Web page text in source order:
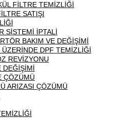
FİLTRE TEMİZLİĞİ
SATIŞI
SİSTEMİ İPTALİ
BAKIM VE DEĞİŞİMİ
ÜZERİNDE DPF TEMİZLİĞİ
REVİZYONU
DEĞİŞİMİ
ÇÖZÜMÜ
ARIZASI ÇÖZÜMÜ